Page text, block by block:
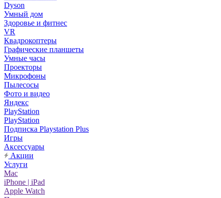
Dyson
Умный дом
Здоровье и фитнес
VR
Квадрокоптеры
Графические планшеты
Умные часы
Проекторы
Микрофоны
Пылесосы
Фото и видео
Яндекс
PlayStation
PlayStation
Подписка Playstation Plus
Игры
Аксессуары
Акции
Услуги
Mac
iPhone | iPad
Apple Watch